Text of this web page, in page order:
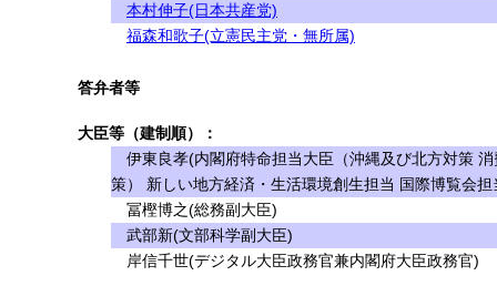
本村伸子(日本共産党)
福森和歌子(立憲民主党・無所属)
答弁者等
大臣等（建制順）：
伊東良孝(内閣府特命担当大臣（沖縄及び北方対策
策） 新しい地方経済・生活環境創生担当 国際博覧会担
冨樫博之(総務副大臣)
武部新(文部科学副大臣)
岸信千世(デジタル大臣政務官兼内閣府大臣政務官)